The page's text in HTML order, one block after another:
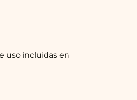
uso incluidas en